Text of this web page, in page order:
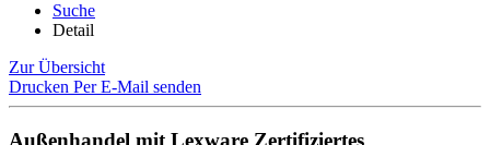
Suche
Detail
Zur Übersicht
Drucken Per E-Mail senden
Außenhandel mit Lexware Zertifiziertes